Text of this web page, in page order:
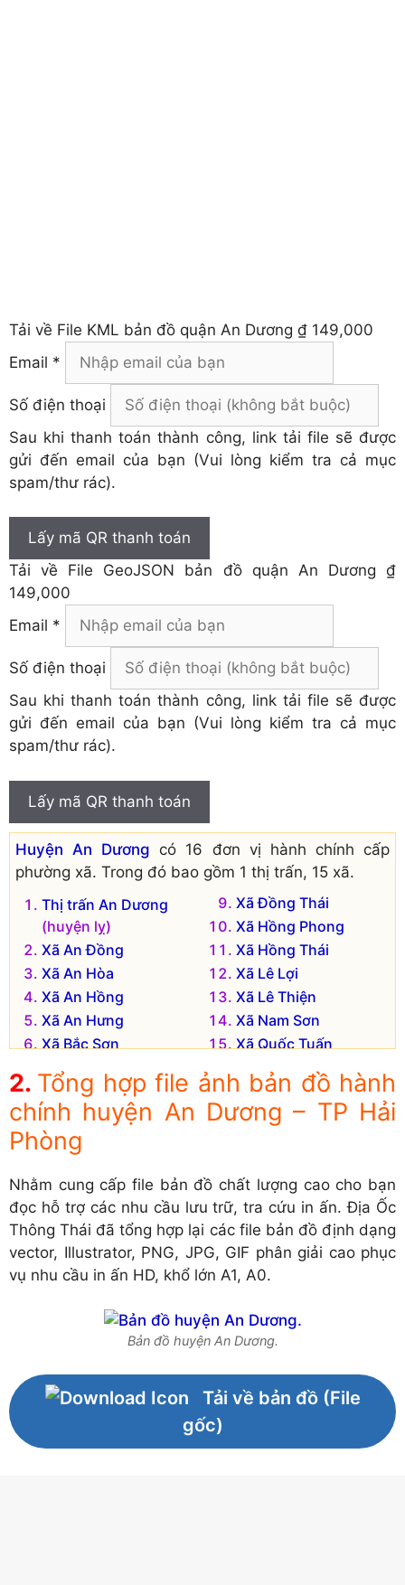
Tải về File KML bản đồ quận An Dương ₫ 149,000
Email *
Số điện thoại
Sau khi thanh toán thành công, link tải file sẽ được
gửi đến email của bạn (Vui lòng kiểm tra cả mục
spam/thư rác).
Lấy mã QR thanh toán
Tải về File GeoJSON bản đồ quận An Dương
₫
149,000
Email *
Số điện thoại
Sau khi thanh toán thành công, link tải file sẽ được
gửi đến email của bạn (Vui lòng kiểm tra cả mục
spam/thư rác).
Lấy mã QR thanh toán
Huyện An Dương có 16 đơn vị hành chính cấp
phường xã. Trong đó bao gồm 1 thị trấn, 15 xã.
Thị trấn An Dương
(huyện lỵ)
Xã An Đồng
Xã An Hòa
Xã An Hồng
Xã An Hưng
Xã Bắc Sơn
Xã Đại Bản
Xã Đặng Cương
Xã Đồng Thái
Xã Hồng Phong
Xã Hồng Thái
Xã Lê Lợi
Xã Lê Thiện
Xã Nam Sơn
Xã Quốc Tuấn
Xã Tân Tiến
Tổng hợp file ảnh bản đồ hành
chính huyện An Dương – TP Hải
Phòng
Nhằm cung cấp file bản đồ chất lượng cao cho bạn
đọc hỗ trợ các nhu cầu lưu trữ, tra cứu in ấn. Địa Ốc
Thông Thái đã tổng hợp lại các file bản đồ định dạng
vector, Illustrator, PNG, JPG, GIF phân giải cao phục
vụ nhu cầu in ấn HD, khổ lớn A1, A0.
Bản đồ huyện An Dương.
Tải về bản đồ (File
gốc)